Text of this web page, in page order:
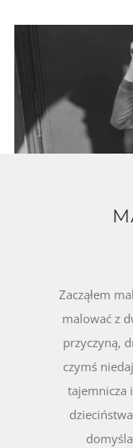
Zacząłem
malować z
przyczyną,
czymś
tajemnicza